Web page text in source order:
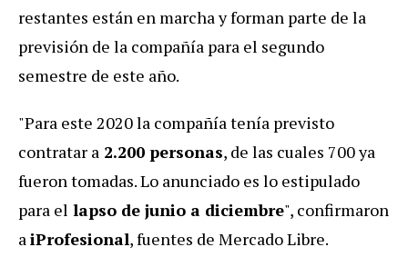
restantes están en marcha y forman parte de la
previsión de la compañía para el segundo
semestre de este año.
"Para este 2020 la compañía tenía previsto
contratar a 2.200 personas, de las cuales 700 ya
fueron tomadas. Lo anunciado es lo estipulado
para el lapso de junio a diciembre", confirmaron
aiProfesional, fuentes de Mercado Libre.